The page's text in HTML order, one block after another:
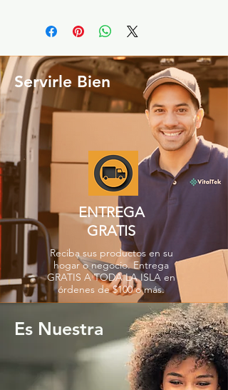
Servirle Bien
ENTREGA
GRATIS
Reciba sus productos en su
hogar o negocio. Entrega
GRATIS A TODA LA ISLA en
órdenes de $100 o más.
Es Nuestra